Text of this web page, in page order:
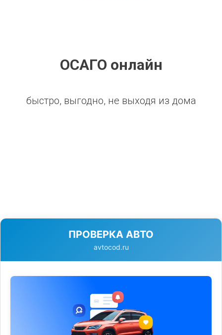
ОСАГО онлайн
быстро, выгодно, не выходя из дома
ПРОВЕРКА АВТО
avtocod.ru